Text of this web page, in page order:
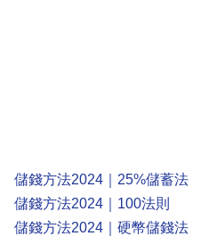
儲錢方法2024｜25%儲蓄法
儲錢方法2024｜100法則
儲錢方法2024｜硬幣儲錢法